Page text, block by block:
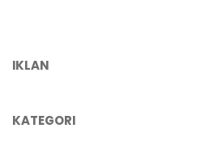
IKLAN
KATEGORI